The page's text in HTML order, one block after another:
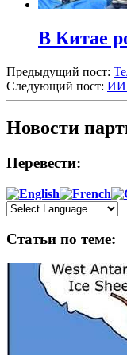
В Китае
Предыдущий пост:
Следующий пост: ИИ
Новости
Перевести:
Статьи по теме: